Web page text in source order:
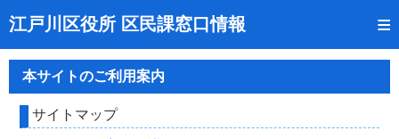
江戸川区役所 区民課窓口情報
トップページ
受付番号の呼出状況確認
証明書の交付状況確認
本サイトのご利用案内
サイトマップ